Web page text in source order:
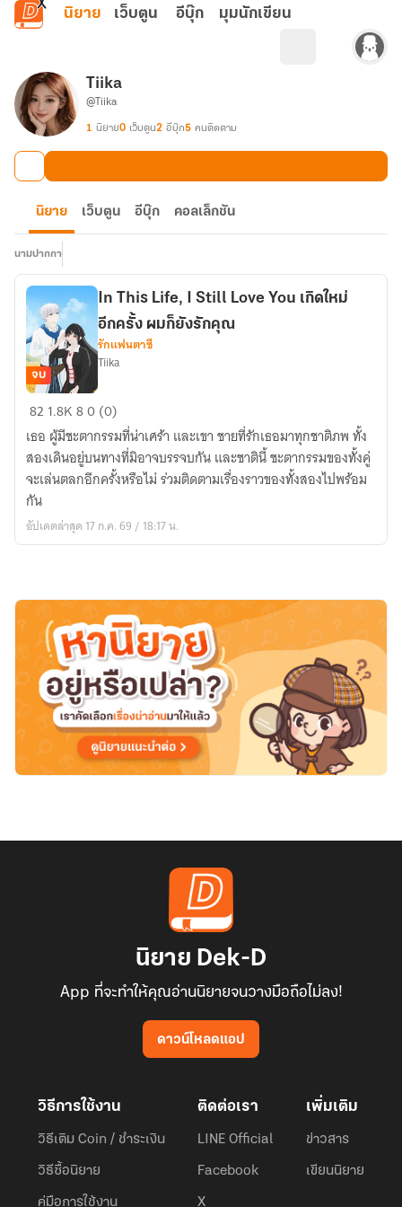
ข้ามไปยังเนื้อหาหลัก
นิยาย เว็บตูน อีบุ๊ก มุมนักเขียน
Tiika
@Tiika
1 นิยาย0 เว็บตูน2 อีบุ๊ก5 คนติดตาม
นิยาย เว็บตูน อีบุ๊ก คอลเล็กชัน
นามปากกา
In
This
Life,
I
Still
Love
You
อีก
ครั้ง
ผม
ยัง
รัก
คุณ
จบ
In This Life, I Still Love You เกิดใหม่
อีกครั้ง ผมก็ยังรักคุณ
รักแฟนตาซี
Tiika
82 1.8K80 (0)
เธอ ผู้มีชะตากรรมที่น่าเศร้า และเขา ชายที่รักเธอมาทุกชาติภพ ทั้ง
สองเดินอยู่บนทางที่มิอาจบรรจบกัน และชาตินี้ ชะตากรรมของทั้งคู่
จะเล่นตลกอีกครั้งหรือไม่ ร่วมติดตามเรื่องราวของทั้งสองไปพร้อม
กัน
อัปเดตล่าสุด 17 ก.ค. 69 / 18:17 น.
นิยาย Dek-D
App ที่จะทำให้คุณอ่านนิยายจนวางมือถือไม่ลง!
ดาวน์โหลดแอป
วิธีการใช้งาน
วิธีเติม Coin / ชำระเงิน
วิธีซื้อนิยาย
คู่มือการใช้งาน
ติดต่อเรา
LINE Official
Facebook
X
เพิ่มเติม
ข่าวสาร
เขียนนิยาย